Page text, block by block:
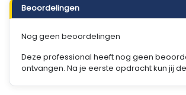
Beoordelingen
Nog geen beoordelingen
Deze professional heeft nog geen
ontvangen. Na je eerste opdracht kun jij